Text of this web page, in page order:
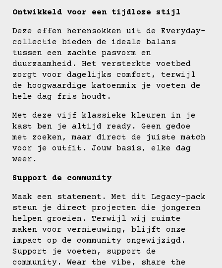
Ontwikkeld voor een tijdloze stijl
Deze effen herensokken uit de Everyday-
collectie bieden de ideale balans
tussen een zachte pasvorm en
duurzaamheid. Het versterkte voetbed
zorgt voor dagelijks comfort, terwijl
de hoogwaardige katoenmix je voeten de
hele dag fris houdt.
Met deze vijf klassieke kleuren in je
kast ben je altijd ready. Geen gedoe
met zoeken, maar direct de juiste match
voor je outfit. Jouw basis, elke dag
weer.
Support de community
Maak een statement. Met dit Legacy-pack
steun je direct projecten die jongeren
helpen groeien. Terwijl wij ruimte
maken voor vernieuwing, blijft onze
impact op de community ongewijzigd.
Support je voeten, support de
community. Wear the vibe, share the